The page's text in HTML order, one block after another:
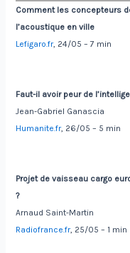
Comment les concepteurs
l’acoustique en ville
Lefigaro.fr, 24/05 – 7 min
Faut-il avoir peur de
Jean-Gabriel Ganascia
Humanite.fr, 26/05 – 5 min
Projet de vaisseau cargo
?
Arnaud Saint-Martin
Radiofrance.fr, 25/05 – 1 min